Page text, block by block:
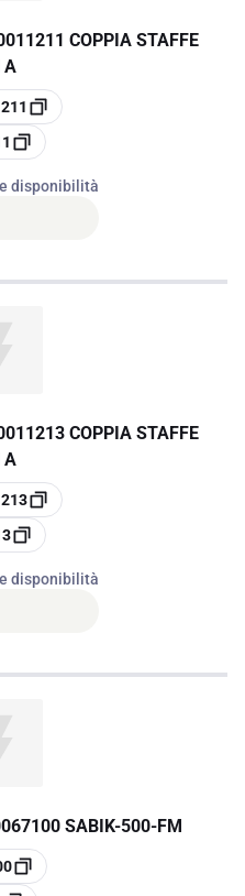
COPPIA STAFFE
A
disponibilità
COPPIA STAFFE
A
disponibilità
SABIK-500-FM